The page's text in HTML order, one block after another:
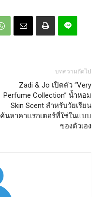
บทความถัดไป
Zadi & Jo เปิดตัว “Very
Perfume Collection” น้ำหอม
Skin Scent สำหรับวัยเรียน
ค้นหาคาแรกเตอร์ที่ใช่ในแบบ
ของตัวเอง